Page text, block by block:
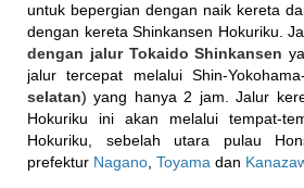
untuk bepergian dengan naik kereta
dengan kereta Shinkansen Hokuriku.
dengan jalur Tokaido Shinkansen
jalur tercepat melalui Shin-
selatan) yang hanya 2 jam. Jalur
Hokuriku ini akan melalui tempat-
Hokuriku, sebelah utara pulau
prefektur Nagano Toyama dan